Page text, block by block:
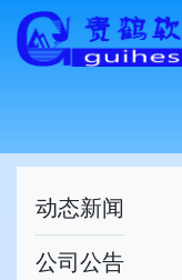
动态新闻
公司公告